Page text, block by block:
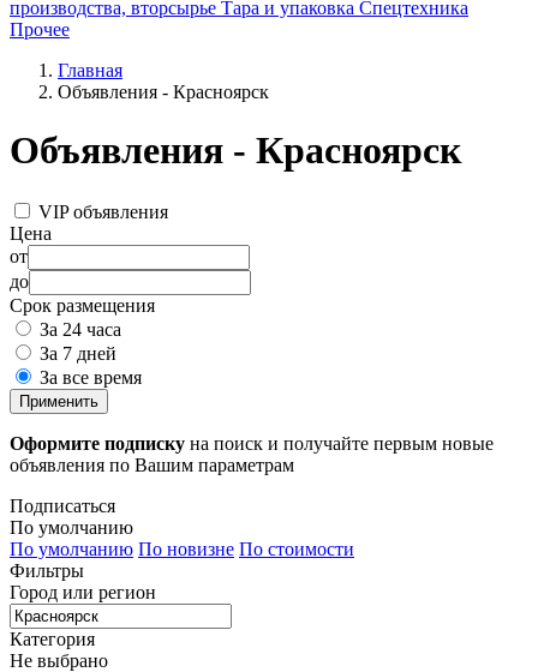
производства, вторсырье Тара и упаковка Спецтехника
Прочее
Главная
Объявления - Красноярск
Объявления - Красноярск
VIP объявления
Цена
от
до
Срок размещения
За 24 часа
За 7 дней
За все время
Применить
Оформите подписку на поиск и получайте первым новые
объявления по Вашим параметрам
Подписаться
По умолчанию
По умолчанию По новизне По стоимости
Фильтры
Город или регион
Категория
Не выбрано